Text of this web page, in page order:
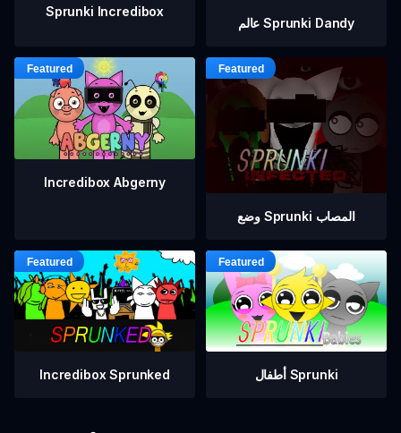
Sprunki Incredibox
عالم Sprunki Dandy
Incredibox Abgerny
وضع Sprunki المصاب
Incredibox Sprunked أطفال Sprunki